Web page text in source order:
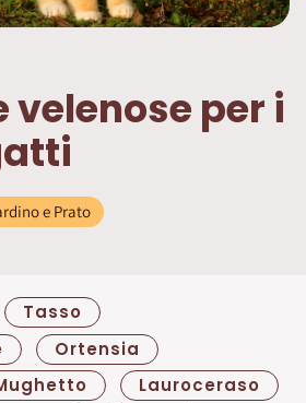
velenose per i
e Prato
Tasso
Ortensia
Lauroceraso